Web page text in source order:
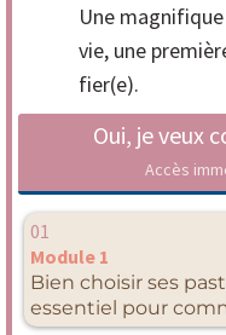
Une
vie, une
fier(e).
Oui, je veux
Accès
01
Module 1
Bien choisir ses
essentiel pour